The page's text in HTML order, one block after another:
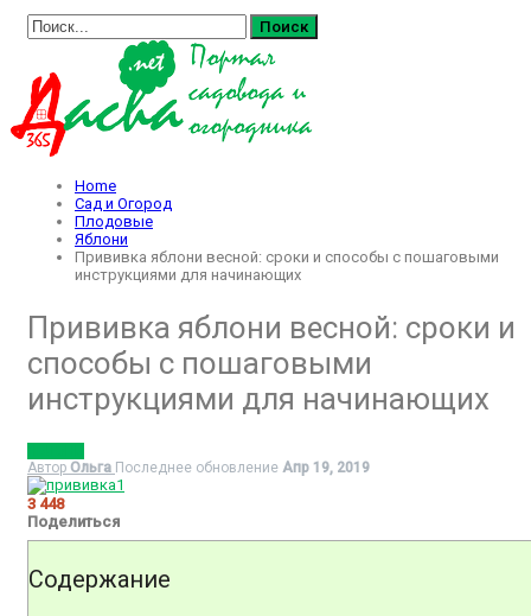
Home
Сад и Огород
Плодовые
Яблони
Прививка яблони весной: сроки и способы с пошаговыми
инструкциями для начинающих
Прививка яблони весной: сроки и
способы с пошаговыми
инструкциями для начинающих
Автор Ольга Последнее обновление Апр 19, 2019
3 448
Поделиться
Содержание